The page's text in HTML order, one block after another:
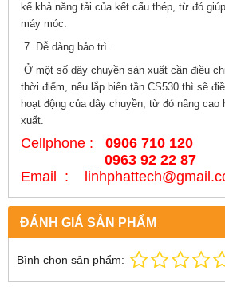
kể khả năng tải của kết cấu thép, từ đó
máy móc.
7. Dễ dàng bảo trì.
Ở một số dây chuyền sản xuất cần điều
thời điểm, nếu lắp biến tần CS530 thì sẽ
hoạt động của dây chuyền, từ đó nâng cao
xuất.
Cellphone : 0906 710 120
0963 92 22 87
Email :
ĐÁNH GIÁ SẢN PHẨM
Bình chọn sản phẩm: